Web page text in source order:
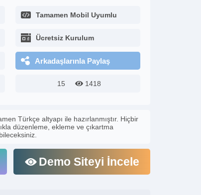
Tamamen Mobil Uyumlu
Ücretsiz Kurulum
Arkadaşlarınla Paylaş
15 1418
Türkçe altyapı ile hazırlanmıştır. Hiçbir
düzenleme, ekleme ve çıkartma
Demo Siteyi İncele